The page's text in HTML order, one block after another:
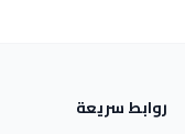
روابط سريعة